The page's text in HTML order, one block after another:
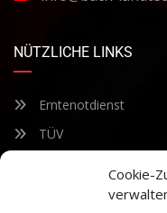
Cookie-
NÜTZLICHE LINKS
Erntenotdienst
TÜV